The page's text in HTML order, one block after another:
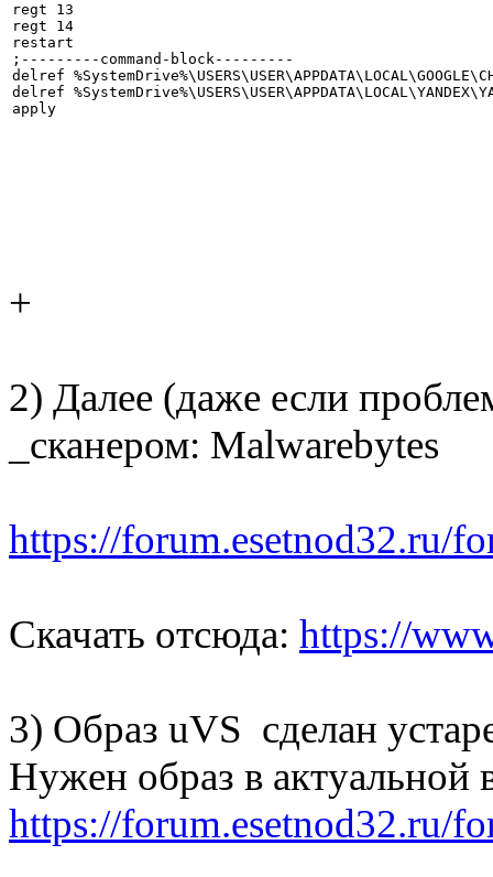
regt 13
regt 14
restart
;---------command-block---------
delref
delref
apply
+
2) Далее (даже если
_сканером: Malwarebytes
https://forum.esetnod32.ru/
Скачать отсюда: https://
3) Образ uVS сделан
Нужен образ в актуальной
https://forum.esetnod32.ru/